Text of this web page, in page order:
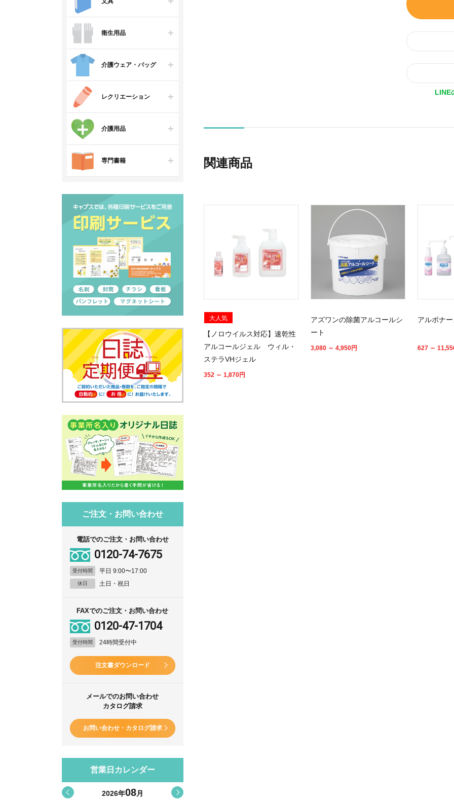
衛生用品
介護ウェア・バッグ
レクリエーション
介護用品
専門書籍
ご注文・お問い合わせ
電話でのご注文・お問い合わせ
0120-74-7675
受付時間 平日 9:00〜17:00
休日 土日・祝日
FAXでのご注文・お問い合わせ
0120-47-1704
受付時間 24時間受付中
注文書ダウンロード
メールでのお問い合わせ
カタログ請求
お問い合わせ・カタログ請求
営業日カレンダー
< >
2026年08月
LINE
関連商品
大人気
【ノロウイルス対応】速乾性
アルコールジェル ウィル・
ステラVHジェル
352 ～ 1,870円
アズワンの除菌アルコールシ
ート
3,080 ～ 4,950円
アルボナー
627 ～